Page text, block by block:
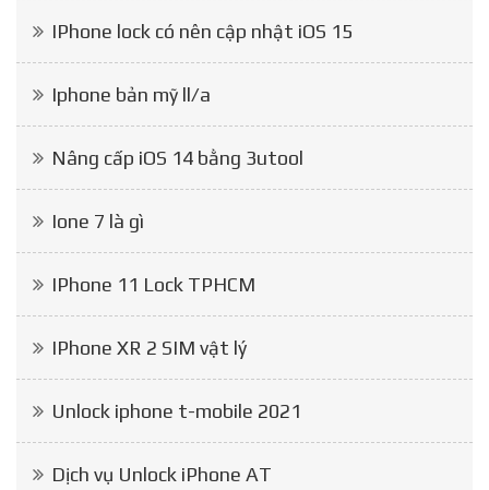
IPhone lock có nên cập nhật iOS 15
Iphone bản mỹ ll/a
Nâng cấp iOS 14 bằng 3utool
Ione 7 là gì
IPhone 11 Lock TPHCM
IPhone XR 2 SIM vật lý
Unlock iphone t-mobile 2021
Dịch vụ Unlock iPhone AT